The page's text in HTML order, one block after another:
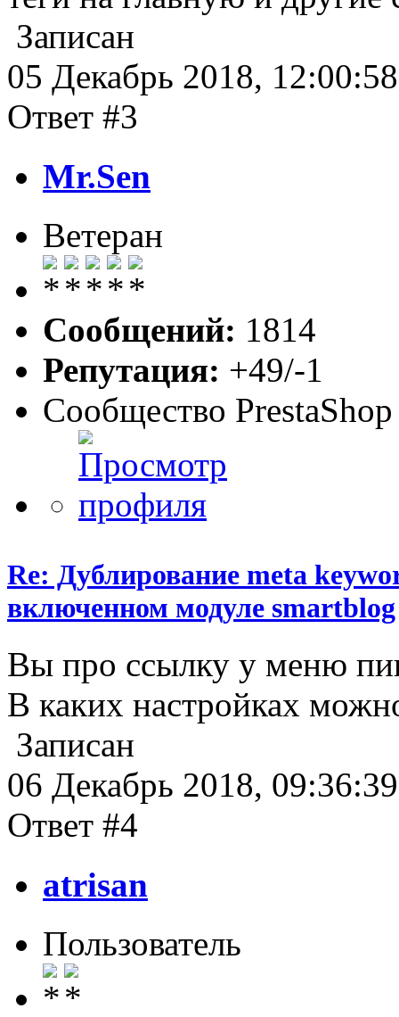
Записан
05 Декабрь 2018, 12:00:58
Ответ #3
Mr.Sen
Ветеран
Сообщений: 1814
Репутация: +49/-1
Сообщество PrestaShop
Re: Дублирование meta
включенном модуле smartblog
Вы про ссылку у меню
В каких настройках
Записан
06 Декабрь 2018, 09:36:39
Ответ #4
atrisan
Пользователь